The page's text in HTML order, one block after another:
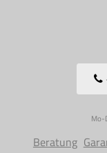
Mo-
Beratung